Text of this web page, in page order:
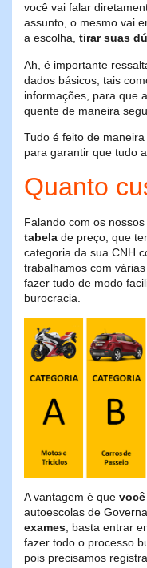
você vai falar
assunto, o mesmo vai
a escolha, tirar suas
Ah, é importante
dados básicos, tais
informações, para que
quente de maneira
Tudo é feito de
para garantir que tudo
Quanto
Falando com os
tabela de preço, que
categoria da sua CNH
trabalhamos com
fazer tudo de modo
burocracia.
A vantagem é que
autoescolas de
exames, basta entrar
fazer todo o processo
pois precisamos